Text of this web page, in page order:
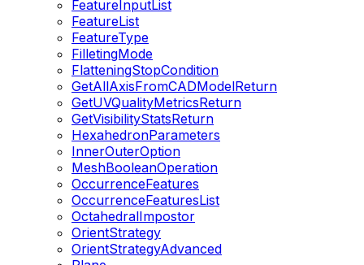
FeatureInputList
FeatureList
FeatureType
FilletingMode
FlatteningStopCondition
GetAllAxisFromCADModelReturn
GetUVQualityMetricsReturn
GetVisibilityStatsReturn
HexahedronParameters
InnerOuterOption
MeshBooleanOperation
OccurrenceFeatures
OccurrenceFeaturesList
OctahedralImpostor
OrientStrategy
OrientStrategyAdvanced